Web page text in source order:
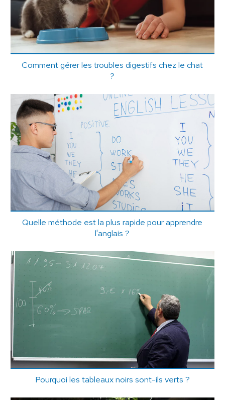
Comment gérer les troubles digestifs chez le chat
?
Quelle méthode est la plus rapide pour apprendre
l'anglais ?
Pourquoi les tableaux noirs sont-ils verts ?